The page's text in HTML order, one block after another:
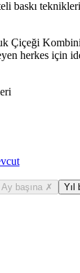
baskı
Çiçeği
herkes için
Ay başına ✗ Yıl